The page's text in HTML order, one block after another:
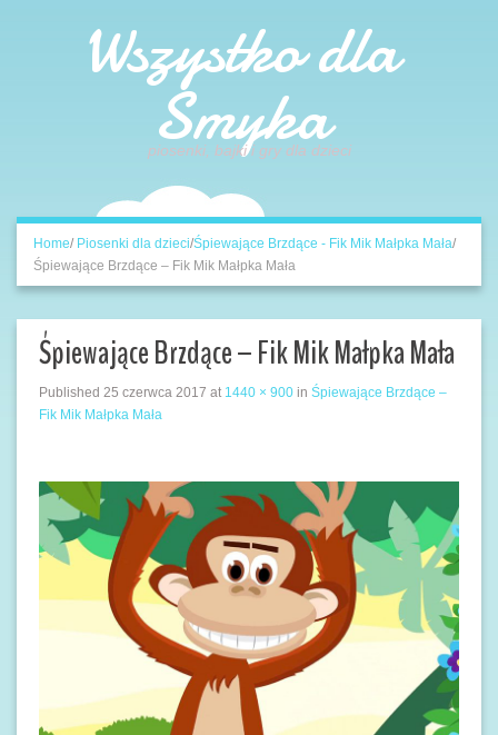
Wszystko dla
Smyka
piosenki, bajki i gry dla dzieci
Home/ Piosenki dla dzieci/Śpiewające Brzdące - Fik Mik Małpka Mała/
Śpiewające Brzdące – Fik Mik Małpka Mała
Śpiewające Brzdące – Fik Mik Małpka Mała
Published 25 czerwca 2017 at 1440 × 900 in Śpiewające Brzdące –
Fik Mik Małpka Mała